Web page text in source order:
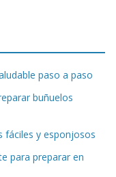
paso a paso
buñuelos
fáciles y esponjosos
para preparar en